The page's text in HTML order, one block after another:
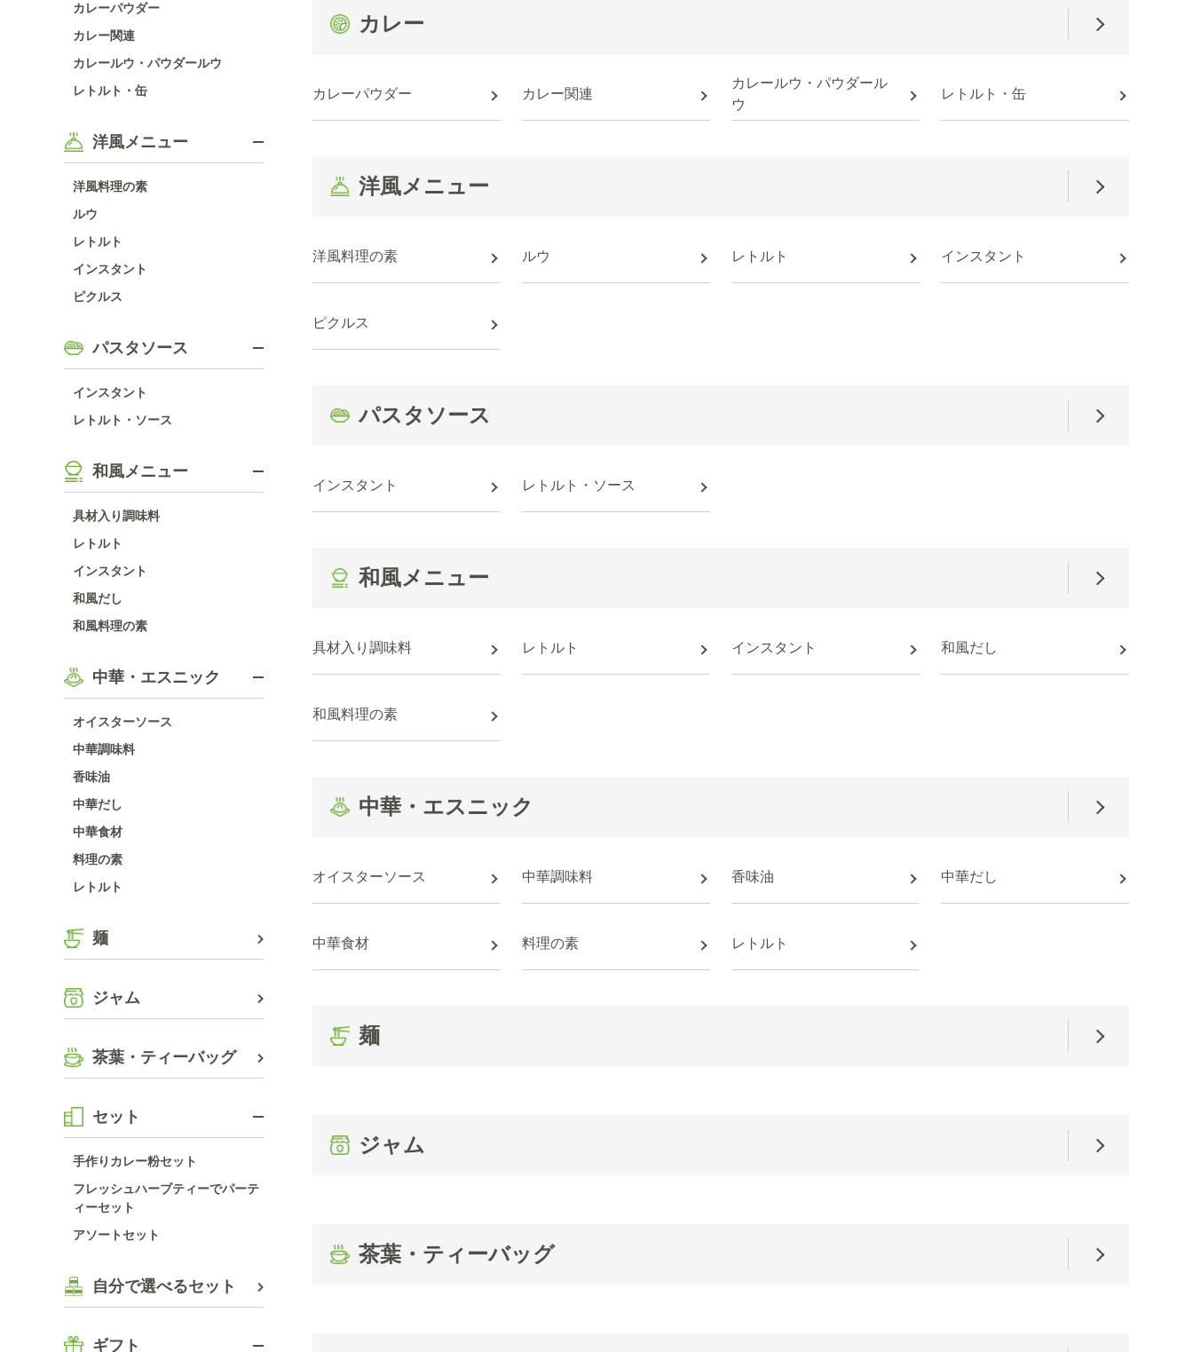
カレーパウダー
カレー関連
カレールウ・パウダールウ
レトルト・缶
洋風メニュー
洋風料理の素
ルウ
レトルト
インスタント
ピクルス
パスタソース
インスタント
レトルト・ソース
和風メニュー
具材入り調味料
レトルト
インスタント
和風だし
和風料理の素
中華・エスニック
オイスターソース
中華調味料
香味油
中華だし
中華食材
料理の素
レトルト
麺
ジャム
茶葉・ティーバッグ
セット
手作りカレー粉セット
フレッシュハーブティーでパーテ
ィーセット
アソートセット
自分で選べるセット
ギフト
カレー
カレーパウダー カレー関連
カレールウ・パウダール
ウ
レトルト・缶
洋風メニュー
洋風料理の素 ルウ レトルト インスタント
ピクルス
パスタソース
インスタント レトルト・ソース
和風メニュー
具材入り調味料 レトルト インスタント 和風だし
和風料理の素
中華・エスニック
オイスターソース 中華調味料 香味油 中華だし
中華食材 料理の素 レトルト
麺
ジャム
茶葉・ティーバッグ